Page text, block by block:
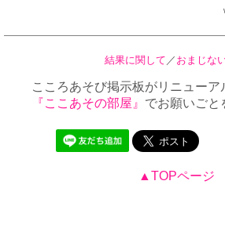
結果に関して ／ おまじな
こころあそび掲示板がリニューア
『ここあその部屋』 でお願いごと
▲TOPページ